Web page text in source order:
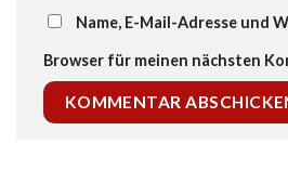
Name, E-Mail-Adresse und
Browser für meinen nächsten